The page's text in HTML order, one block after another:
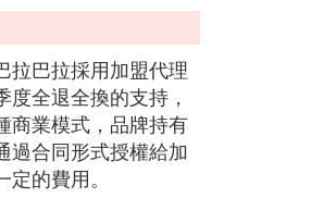
拉巴拉採用加盟代理
全退全換的支持，
商業模式，品牌持有
過合同形式授權給加
的費用。